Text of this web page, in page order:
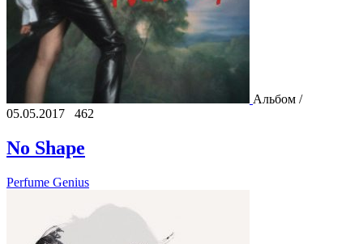
Альбом /
05.05.2017
462
No Shape
Perfume Genius